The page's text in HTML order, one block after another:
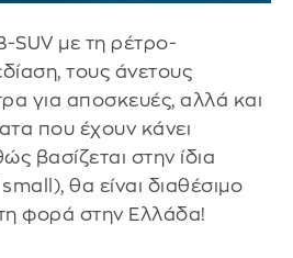
SUV με τη ρέτρο-
τους άνετους
για αποσκευές, αλλά και
που έχουν κάνει
βασίζεται στην ίδια
θα είναι διαθέσιμο
φορά στην Ελλάδα!